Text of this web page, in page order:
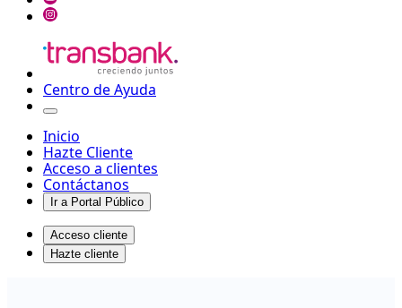
Centro de Ayuda
Inicio
Hazte Cliente
Acceso a clientes
Contáctanos
Ir a Portal Público
Acceso cliente
Hazte cliente